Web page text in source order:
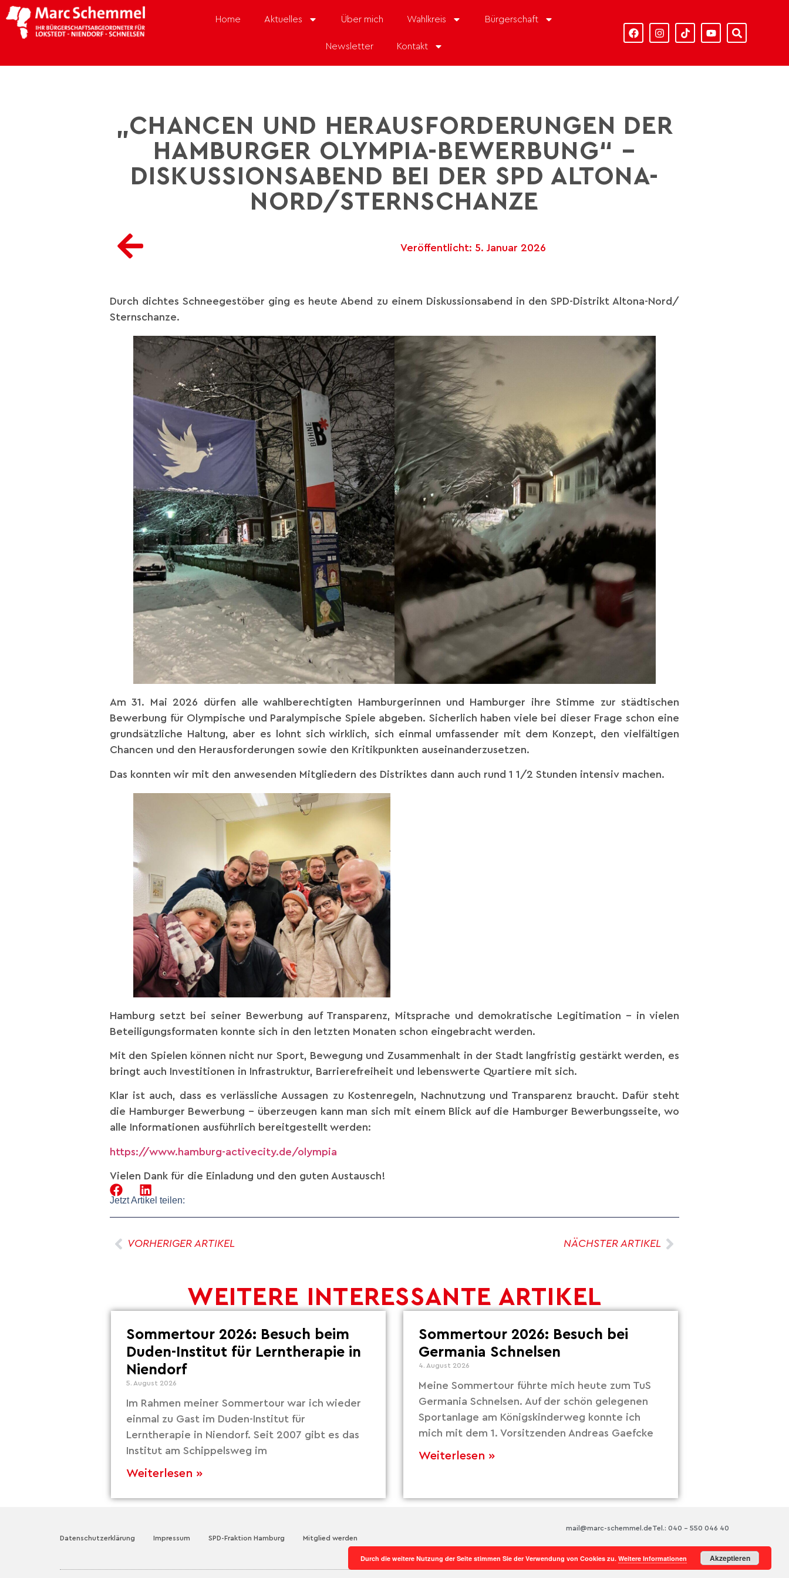
Home Aktuelles Über mich Wahlkreis Bürgerschaft
Newsletter Kontakt
„CHANCEN UND HERAUSFORDERUNGEN DER
HAMBURGER OLYMPIA-BEWERBUNG“ –
DISKUSSIONSABEND BEI DER SPD ALTONA-
NORD/STERNSCHANZE
Veröffentlicht: 5. Januar 2026
Durch dichtes Schneegestöber ging es heute Abend zu einem Diskussionsabend in den SPD-Distrikt Altona-Nord/
Sternschanze.
Am 31. Mai 2026 dürfen alle wahlberechtigten Hamburgerinnen und Hamburger ihre Stimme zur städtischen
Bewerbung für Olympische und Paralympische Spiele abgeben. Sicherlich haben viele bei dieser Frage schon eine
grundsätzliche Haltung, aber es lohnt sich wirklich, sich einmal umfassender mit dem Konzept, den vielfältigen
Chancen und den Herausforderungen sowie den Kritikpunkten auseinanderzusetzen.
Das konnten wir mit den anwesenden Mitgliedern des Distriktes dann auch rund 1 1/2 Stunden intensiv machen.
Hamburg setzt bei seiner Bewerbung auf Transparenz, Mitsprache und demokratische Legitimation – in vielen
Beteiligungsformaten konnte sich in den letzten Monaten schon eingebracht werden.
Mit den Spielen können nicht nur Sport, Bewegung und Zusammenhalt in der Stadt langfristig gestärkt werden, es
bringt auch Investitionen in Infrastruktur, Barrierefreiheit und lebenswerte Quartiere mit sich.
Klar ist auch, dass es verlässliche Aussagen zu Kostenregeln, Nachnutzung und Transparenz braucht. Dafür steht
die Hamburger Bewerbung – überzeugen kann man sich mit einem Blick auf die Hamburger Bewerbungsseite, wo
alle Informationen ausführlich bereitgestellt werden:
https://www.hamburg-activecity.de/olympia
Vielen Dank für die Einladung und den guten Austausch!
Jetzt Artikel teilen:
VORHERIGER ARTIKEL NÄCHSTER ARTIKEL
WEITERE INTERESSANTE ARTIKEL
Sommertour 2026: Besuch beim
Duden-Institut für Lerntherapie in
Niendorf
5. August 2026
Im Rahmen meiner Sommertour war ich wieder
einmal zu Gast im Duden-Institut für
Lerntherapie in Niendorf. Seit 2007 gibt es das
Institut am Schippelsweg im
Weiterlesen »
Sommertour 2026: Besuch bei
Germania Schnelsen
4. August 2026
Meine Sommertour führte mich heute zum TuS
Germania Schnelsen. Auf der schön gelegenen
Sportanlage am Königskinderweg konnte ich
mich mit dem 1. Vorsitzenden Andreas Gaefcke
Weiterlesen »
Datenschutzerklärung Impressum SPD-Fraktion Hamburg Mitglied werden
Tel.: 040 – 550 046 40
mail@marc-schemmel.de
Durch die weitere Nutzung der Seite stimmen Sie der Verwendung von Cookies zu. Weitere Informationen Akzeptieren